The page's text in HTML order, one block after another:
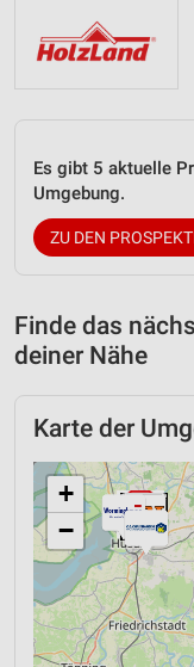
Es gibt 5 aktuelle
Umgebung.
ZU DEN
Finde das
deiner Nähe
Karte der
+
−